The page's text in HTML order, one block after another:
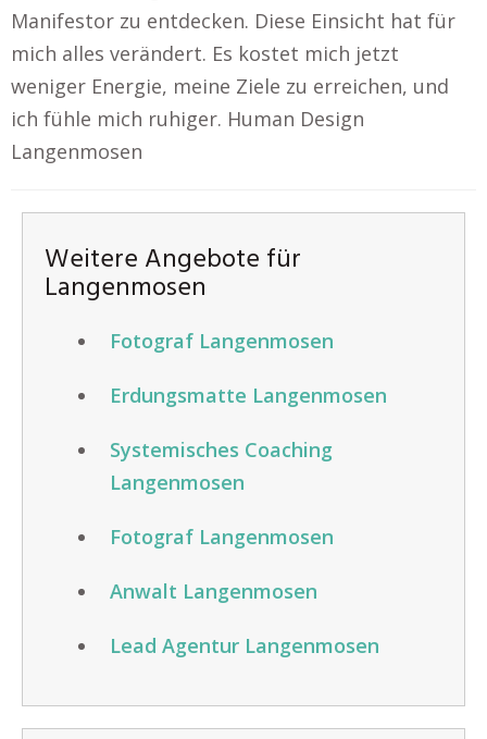
Manifestor zu entdecken. Diese Einsicht hat für
mich alles verändert. Es kostet mich jetzt
weniger Energie, meine Ziele zu erreichen, und
ich fühle mich ruhiger. Human Design
Langenmosen
Weitere Angebote für
Langenmosen
Fotograf Langenmosen
Erdungsmatte Langenmosen
Systemisches Coaching
Langenmosen
Fotograf Langenmosen
Anwalt Langenmosen
Lead Agentur Langenmosen